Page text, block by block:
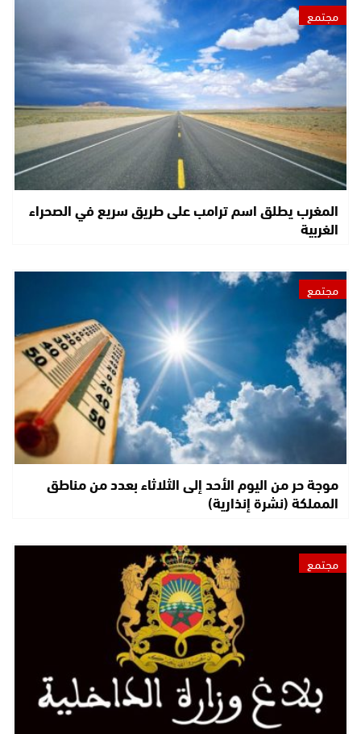
مجتمع
المغرب يطلق اسم ترامب على طريق سريع في الصحراء
الغربية
مجتمع
موجة حر من اليوم الأحد إلى الثلاثاء بعدد من مناطق
المملكة (نشرة إنذارية)
مجتمع